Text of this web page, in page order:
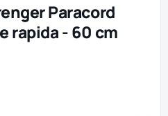
Paracord
rapida - 60 cm